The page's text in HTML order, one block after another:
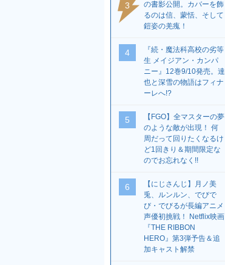
3
の書影公開。カバーを飾
るのは信、蒙恬、そして
鎧姿の羌瘣！
4
『続・魔法科高校の劣等
生 メイジアン・カンパ
ニー』12巻9/10発売。達
也と深雪の物語はフィナ
ーレへ!?
5
【FGO】全マスターの夢
のような敵が出現！ 何
周だって回りたくなるけ
ど1回きり＆期間限定な
のでお忘れなく!!
6
【にじさんじ】月ノ美
兎、ルンルン、でびで
び・でびるが長編アニメ
声優初挑戦！ Netflix映画
『THE RIBBON
HERO』第3弾予告＆追
加キャスト解禁